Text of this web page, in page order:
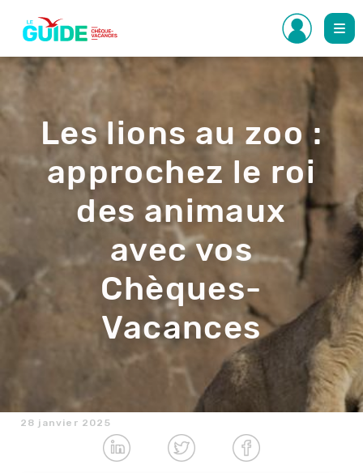
contenu
principal
Les lions au zoo :
approchez le roi
des animaux
avec vos
Chèques-
Vacances
28 janvier 2025